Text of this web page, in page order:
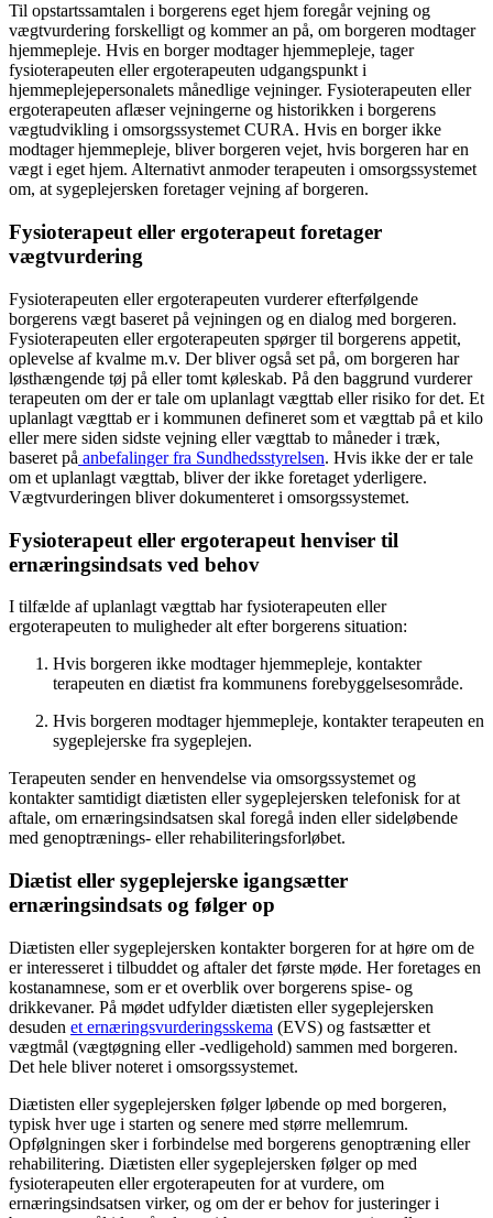
Til opstartssamtalen i borgerens eget hjem foregår vejning og
vægtvurdering forskelligt og kommer an på, om borgeren modtager
hjemmepleje. Hvis en borger modtager hjemmepleje, tager
fysioterapeuten eller ergoterapeuten udgangspunkt i
hjemmeplejepersonalets månedlige vejninger. Fysioterapeuten eller
ergoterapeuten aflæser vejningerne og historikken i borgerens
vægtudvikling i omsorgssystemet CURA. Hvis en borger ikke
modtager hjemmepleje, bliver borgeren vejet, hvis borgeren har en
vægt i eget hjem. Alternativt anmoder terapeuten i omsorgssystemet
om, at sygeplejersken foretager vejning af borgeren.
Fysioterapeut eller ergoterapeut foretager
vægtvurdering
Fysioterapeuten eller ergoterapeuten vurderer efterfølgende
borgerens vægt baseret på vejningen og en dialog med borgeren.
Fysioterapeuten eller ergoterapeuten spørger til borgerens appetit,
oplevelse af kvalme m.v. Der bliver også set på, om borgeren har
løsthængende tøj på eller tomt køleskab. På den baggrund vurderer
terapeuten om der er tale om uplanlagt vægttab eller risiko for det. Et
uplanlagt vægttab er i kommunen defineret som et vægttab på et kilo
eller mere siden sidste vejning eller vægttab to måneder i træk,
baseret på anbefalinger fra Sundhedsstyrelsen. Hvis ikke der er tale
om et uplanlagt vægttab, bliver der ikke foretaget yderligere.
Vægtvurderingen bliver dokumenteret i omsorgssystemet.
Fysioterapeut eller ergoterapeut henviser til
ernæringsindsats ved behov
I tilfælde af uplanlagt vægttab har fysioterapeuten eller
ergoterapeuten to muligheder alt efter borgerens situation:
Hvis borgeren ikke modtager hjemmepleje, kontakter
terapeuten en diætist fra kommunens forebyggelsesområde.
Hvis borgeren modtager hjemmepleje, kontakter terapeuten en
sygeplejerske fra sygeplejen.
Terapeuten sender en henvendelse via omsorgssystemet og
kontakter samtidigt diætisten eller sygeplejersken telefonisk for at
aftale, om ernæringsindsatsen skal foregå inden eller sideløbende
med genoptrænings- eller rehabiliteringsforløbet.
Diætist eller sygeplejerske igangsætter
ernæringsindsats og følger op
Diætisten eller sygeplejersken kontakter borgeren for at høre om de
er interesseret i tilbuddet og aftaler det første møde. Her foretages en
kostanamnese, som er et overblik over borgerens spise- og
drikkevaner. På mødet udfylder diætisten eller sygeplejersken
desuden et ernæringsvurderingsskema (EVS) og fastsætter et
vægtmål (vægtøgning eller -vedligehold) sammen med borgeren.
Det hele bliver noteret i omsorgssystemet.
Diætisten eller sygeplejersken følger løbende op med borgeren,
typisk hver uge i starten og senere med større mellemrum.
Opfølgningen sker i forbindelse med borgerens genoptræning eller
rehabilitering. Diætisten eller sygeplejersken følger op med
fysioterapeuten eller ergoterapeuten for at vurdere, om
ernæringsindsatsen virker, og om der er behov for justeringer i